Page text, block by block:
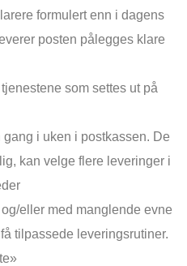
formulert enn i dagens
posten pålegges klare
som settes ut på
i uken i postkassen. De
kan velge flere leveringer i
eller med manglende evne
tilpassede leveringsrutiner.